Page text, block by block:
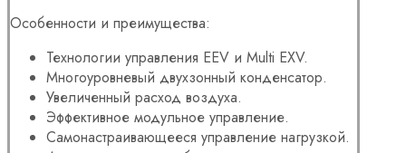
Особенности и преимущества:
Технологии управления EEV и Multi EXV.
Многоуровневый двухзонный конденсатор.
Увеличенный расход воздуха.
Эффективное модульное управление.
Самонастраивающееся управление нагрузкой.